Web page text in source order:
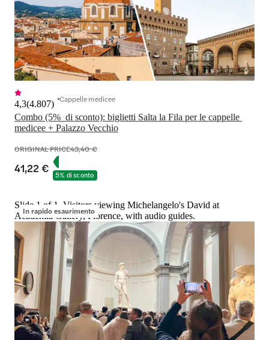
Combo (5%  di sconto): biglietti Salta la Fila per le cappelle
medicee + Palazzo Vecchio
4,3(4.807) Cappelle medicee
ORIGINAL PRICE43,40 €
41,22 € 5% di sconto
In rapido esaurimento
Slide 1 of 1, Visitors viewing Michelangelo's David at
Academia Gallery, Florence, with audio guides.